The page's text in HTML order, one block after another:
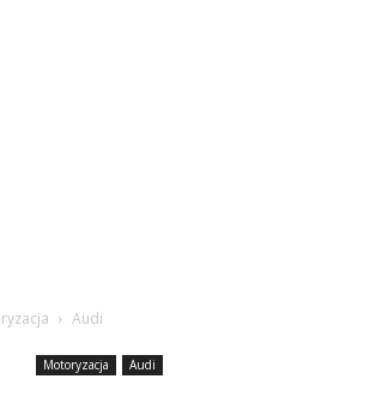
Audi
Motoryzacja Audi